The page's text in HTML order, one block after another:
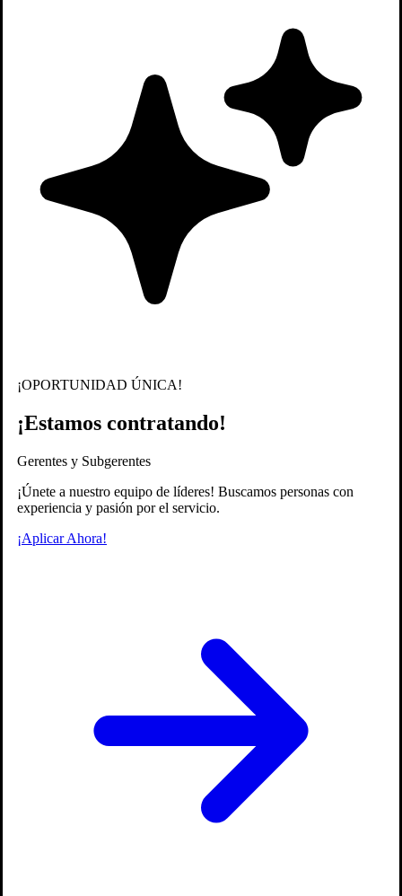
¡OPORTUNIDAD ÚNICA!
¡Estamos contratando!
Gerentes y Subgerentes
¡Únete a nuestro equipo de líderes! Buscamos personas con
experiencia y pasión por el servicio.
¡Aplicar Ahora!